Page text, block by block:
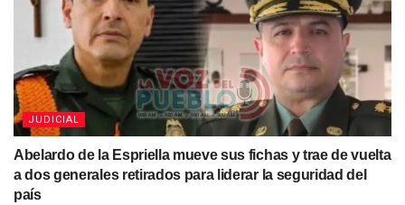
JUDICIAL
Abelardo de la Espriella mueve sus fichas y trae de vuelta
a dos generales retirados para liderar la seguridad del
país